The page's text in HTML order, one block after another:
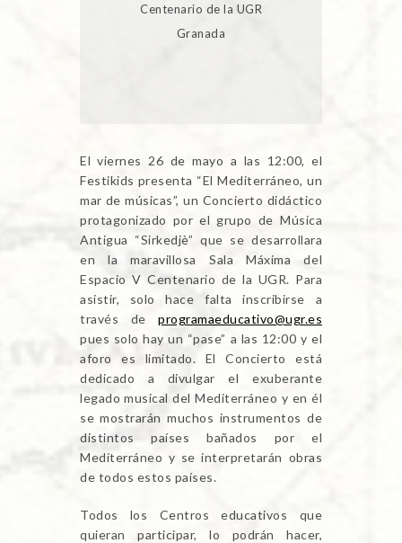
Centenario de la UGR
Granada
El viernes 26 de mayo a las 12:00, el
Festikids presenta “El Mediterráneo, un
mar de músicas”, un Concierto didáctico
protagonizado por el grupo de Música
Antigua “Sirkedjè” que se desarrollara
en la maravillosa Sala Máxima del
Espacio V Centenario de la UGR. Para
asistir, solo hace falta inscribirse a
través de programaeducativo@ugr.es
pues solo hay un “pase” a las 12:00 y el
aforo es limitado. El Concierto está
dedicado a divulgar el exuberante
legado musical del Mediterráneo y en él
se mostrarán muchos instrumentos de
distintos países bañados por el
Mediterráneo y se interpretarán obras
de todos estos países.
Todos los Centros educativos que
quieran participar, lo podrán hacer,